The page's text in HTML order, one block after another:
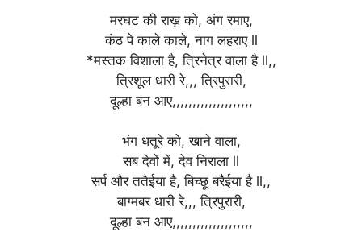
मरघट की राख़ को, अंग रमाए,
कंठ पे काले काले, नाग लहराए ll
*मस्तक विशाला है, त्रिनेत्र वाला है ll,,
त्रिशूल धारी रे,,, त्रिपुरारी,
दूल्हा बन आए,,,,,,,,,,,,,,,,,,,,
भंग धतूरे को, खाने वाला,
सब देवों में, देव निराला ll
सर्प और ततैईया है, बिच्छू बरैईया है ll,,
बाग्मबर धारी रे,,, त्रिपुरारी,
दूल्हा बन आए,,,,,,,,,,,,,,,,,,,,